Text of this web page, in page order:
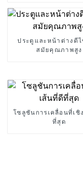
ประตูและหน้าต่างดี
สมัยคุณภาพสูง
โซลูชันการเคลื่อนที่เชิ
ที่สุด